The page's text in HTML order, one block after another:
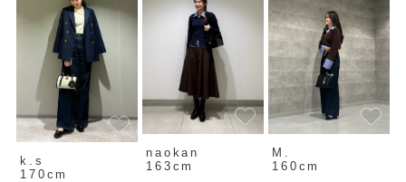
k.s
170cm
naokan
163cm
M.
160cm